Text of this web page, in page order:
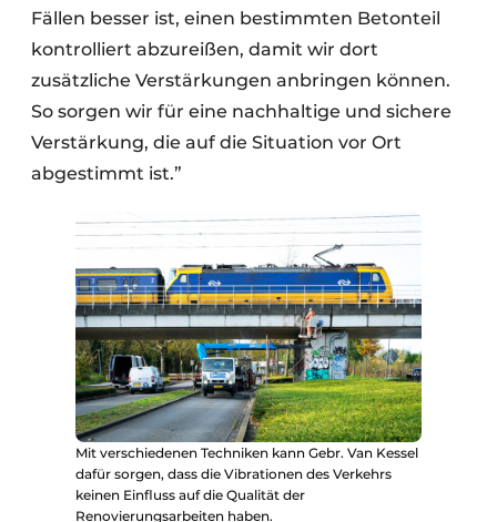
Fällen besser ist, einen bestimmten Betonteil
kontrolliert abzureißen, damit wir dort
zusätzliche Verstärkungen anbringen können.
So sorgen wir für eine nachhaltige und sichere
Verstärkung, die auf die Situation vor Ort
abgestimmt ist.”
Mit verschiedenen Techniken kann Gebr. Van Kessel
dafür sorgen, dass die Vibrationen des Verkehrs
keinen Einfluss auf die Qualität der
Renovierungsarbeiten haben.